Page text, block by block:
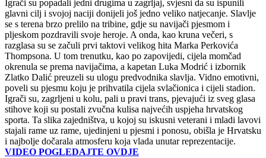
Igrači su popadali jedni drugima u zagrljaj, svjesni da su ispunili
glavni cilj i svojoj naciji donijeli još jedno veliko natjecanje. Slavlje
se s terena brzo prelilo na tribine, gdje su navijači pjesmom i
pljeskom pozdravili svoje heroje. A onda, kao kruna večeri, s
razglasa su se začuli prvi taktovi velikog hita Marka Perkovića
Thompsona. U tom trenutku, kao po zapovijedi, cijela momčad
okrenula se prema navijačima, a kapetan Luka Modrić i izbornik
Zlatko Dalić preuzeli su ulogu predvodnika slavlja. Vidno emotivni,
poveli su pjesmu koju je prihvatila cijela svlačionica i cijeli stadion.
Igrači su, zagrljeni u kolu, pali u pravi trans, pjevajući iz sveg glasa
stihove koji su postali zvučna kulisa najvećih uspjeha hrvatskog
sporta. Ta slika zajedništva, u kojoj su iskusni veterani i mladi lavovi
stajali rame uz rame, ujedinjeni u pjesmi i ponosu, obišla je Hrvatsku
i najbolje dočarala atmosferu koja vlada unutar reprezentacije.
VIDEO POGLEDAJTE OVDJE